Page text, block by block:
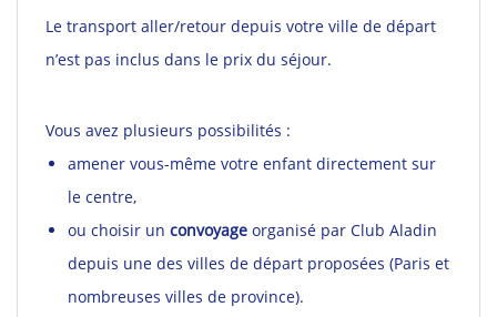
Le transport aller/retour depuis votre ville de départ
n’est pas inclus dans le prix du séjour.
Vous avez plusieurs possibilités :
amener vous-même votre enfant directement sur
le centre,
ou choisir un convoyage organisé par Club Aladin
depuis une des villes de départ proposées (Paris et
nombreuses villes de province).